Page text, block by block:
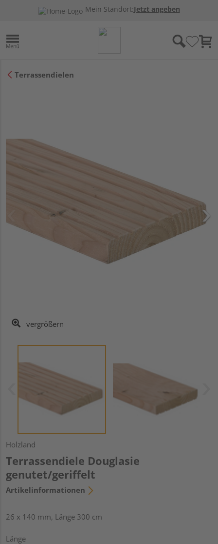
Mein Standort:Jetzt angeben
Terrassendielen
vergrößern
Holzland
Terrassendiele Douglasie
genutet/geriffelt
Artikelinformationen
26 x 140 mm, Länge 300 cm
Länge